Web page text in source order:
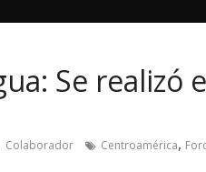
Se realizó
Colaborador Centroamérica,